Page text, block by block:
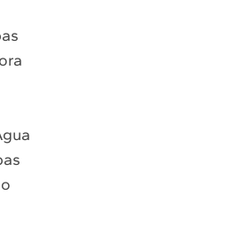
assistência técnica